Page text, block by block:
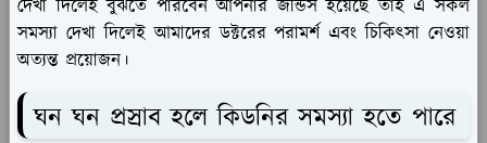
দেখা দিলেই বুঝতে পারবেন আপনার জন্ডিস হয়েছে তাই এ সকল
সমস্যা দেখা দিলেই আমাদের ডক্টরের পরামর্শ এবং চিকিৎসা নেওয়া
অত্যন্ত প্রয়োজন।
ঘন ঘন প্রস্রাব হলে কিডনির সমস্যা হতে পারে